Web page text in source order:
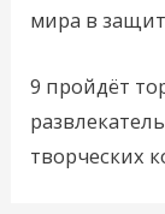
мира в
9 пройдёт
творческих